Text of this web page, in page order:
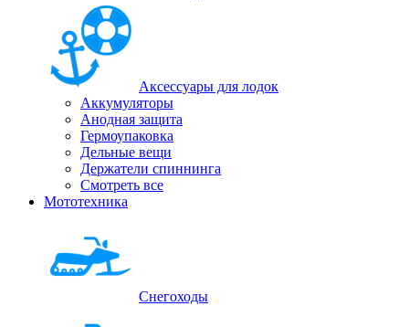
Аксессуары для лодок
Аккумуляторы
Анодная защита
Гермоупаковка
Дельные вещи
Держатели спиннинга
Смотреть все
Мототехника
Снегоходы